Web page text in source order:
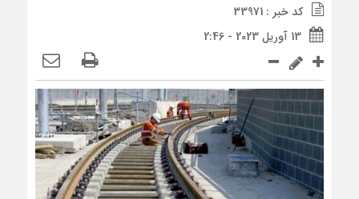
کد خبر : 33971
13 آوریل 2023 - 2:46